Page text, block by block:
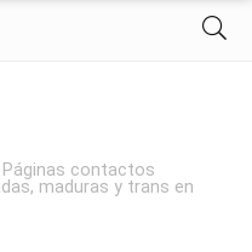
Páginas contactos
maduras y trans en